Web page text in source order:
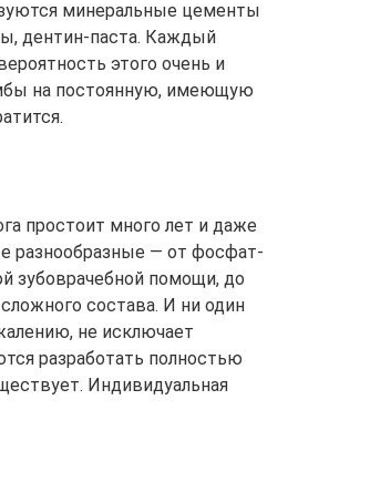
минеральные цементы
дентин-паста. Каждый
этого очень и
на постоянную, имеющую
простоит много лет и даже
разнообразные ― от фосфат-
зубоврачебной помощи, до
состава. И ни один
не исключает
разработать полностью
Индивидуальная